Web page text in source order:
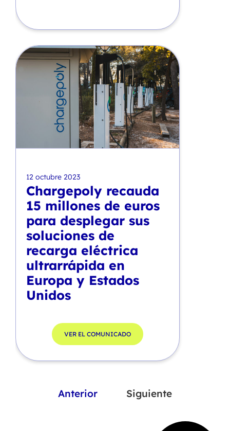
12 octubre 2023
Chargepoly recauda
15 millones de euros
para desplegar sus
soluciones de
recarga eléctrica
ultrarrápida en
Europa y Estados
Unidos
VER EL COMUNICADO
Anterior Siguiente